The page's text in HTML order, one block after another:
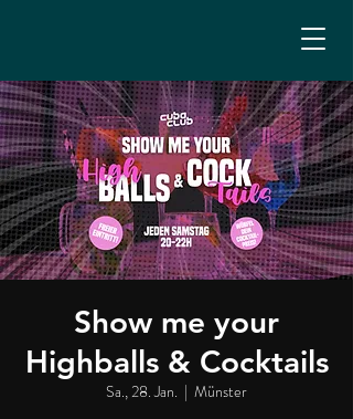
Show me your
Highballs & Cocktails
Sa., 28. Jan.
  |
Münster